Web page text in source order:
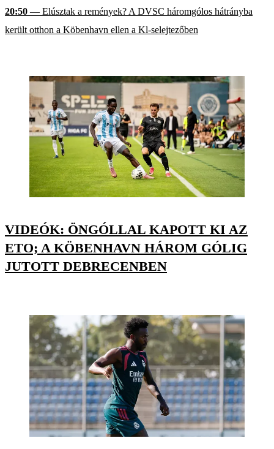
20:50 — Elúsztak a remények? A DVSC háromgólos hátrányba
került otthon a Köbenhavn ellen a Kl-selejtezőben
VIDEÓK: ÖNGÓLLAL KAPOTT KI AZ
ETO; A KÖBENHAVN HÁROM GÓLIG
JUTOTT DEBRECENBEN